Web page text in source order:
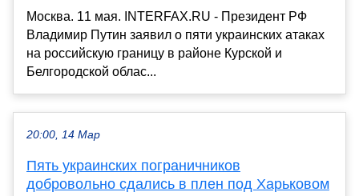
Москва. 11 мая. INTERFAX.RU - Президент РФ
Владимир Путин заявил о пяти украинских атаках
на российскую границу в районе Курской и
Белгородской облас...
20:00, 14 Мар
Пять украинских пограничников
добровольно сдались в плен под Харьковом